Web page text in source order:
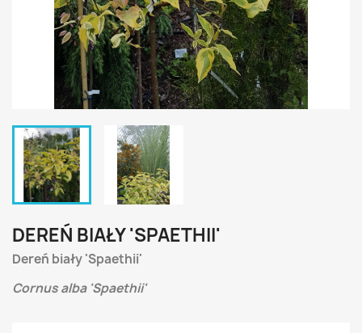
DEREŃ BIAŁY 'SPAETHII'
Dereń biały 'Spaethii'
Cornus alba 'Spaethii'